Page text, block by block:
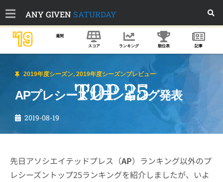
ANY GIVEN SATURDAY
'19 週間
スコア ランキング 順位表 記事
2019年度シーズン, 2019年度シーズンプレビュー
APプレシーズンランキング発表
2019-08-19
先日アソシエイテッドプレス（AP）ランキング以外のプ
レシーズントップ25ランキングを紹介しましたが、いよ